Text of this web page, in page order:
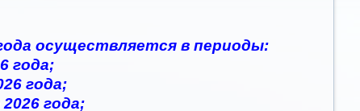
осуществляется в периоды:
года;
года;
года;